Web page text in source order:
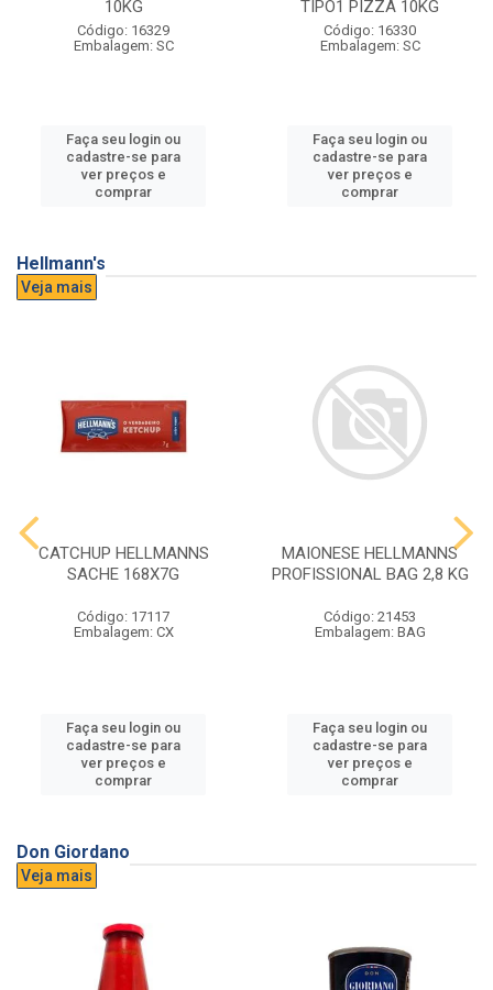
10KG
Código: 16329
Embalagem: SC
Faça seu login ou
cadastre-se para
ver preços e
comprar
TIPO1 PIZZA 10KG
Código: 16330
Embalagem: SC
Faça seu login ou
cadastre-se para
ver preços e
comprar
Hellmann's
Veja mais
CATCHUP HELLMANNS
SACHE 168X7G
Código: 17117
Embalagem: CX
Faça seu login ou
cadastre-se para
ver preços e
comprar
MAIONESE HELLMANNS
PROFISSIONAL BAG 2,8 KG
Código: 21453
Embalagem: BAG
Faça seu login ou
cadastre-se para
ver preços e
comprar
Don Giordano
Veja mais